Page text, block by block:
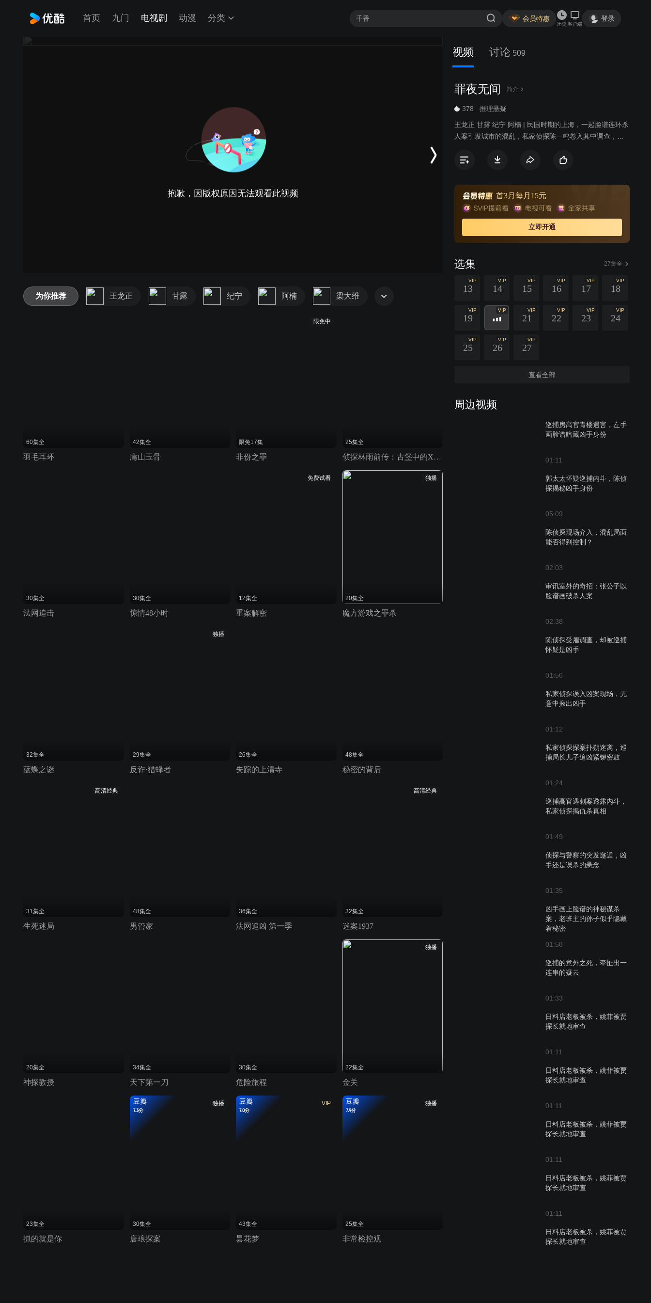
首页 九门 电视剧 动漫 分类 会员特惠
历史 客户端
登录
抱歉，因版权原因无法观看此视频
视频 讨论 509
罪夜无间 简介
378 推理悬疑
王龙正 甘露 纪宁 阿楠 | 民国时期的上海，一起脸谱连环杀
人案引发城市的混乱，私家侦探陈一鸣卷入其中调查，并
侦探团破获此案，陈一鸣却发现案件背后似乎还隐藏着更
身世谜团也逐渐浮出水面。在收到神秘匿名信后，陈一鸣
等人前去“日落别墅”参加晚宴，不料却因此陷入一场杀戮之
中。陈一鸣与罪犯不断斗智斗勇，却惊觉真正的幕后黑手
早已伪装在自己身边，为报弑父之仇酝酿着复仇计划。在
愤怒、背叛、谎言的多重裹挟中，深藏其中的真相终将现
首3月每月15元
立即开通
选集 27集全
VIP
13
VIP
14
VIP
15
VIP
16
VIP
17
VIP
18
VIP
19
VIP VIP
21
VIP
22
VIP
23
VIP
24
VIP
25
VIP
26
VIP
27
查看全部
周边视频
巡捕房高官青楼遇害，左手
画脸谱暗藏凶手身份
01:11
郭太太怀疑巡捕内斗，陈侦
探揭秘凶手身份
05:09
陈侦探现场介入，混乱局面
能否得到控制？
02:03
审讯室外的奇招：张公子以
脸谱画破杀人案
02:38
陈侦探受雇调查，却被巡捕
怀疑是凶手
01:56
私家侦探误入凶案现场，无
意中揪出凶手
01:12
私家侦探探案扑朔迷离，巡
捕局长儿子追凶紧锣密鼓
01:24
巡捕高官遇刺案透露内斗，
私家侦探揭仇杀真相
01:49
侦探与警察的突发邂逅，凶
手还是误杀的悬念
01:35
凶手画上脸谱的神秘谋杀
案，老班主的孙子似乎隐藏
着秘密
01:58
巡捕的意外之死，牵扯出一
连串的疑云
01:33
日料店老板被杀，姚菲被贾
探长就地审查
01:11
日料店老板被杀，姚菲被贾
探长就地审查
01:11
日料店老板被杀，姚菲被贾
探长就地审查
01:11
日料店老板被杀，姚菲被贾
探长就地审查
01:11
日料店老板被杀，姚菲被贾
探长就地审查
为你推荐 王龙正 甘露 纪宁 阿楠 梁大维
60集全
羽毛耳环
42集全
庸山玉骨
限免中
限免17集
非份之罪
25集全
侦探林雨前传：古堡中的X杀人事件
30集全
法网追击
30集全
惊情48小时
免费试看
12集全
重案解密
独播
20集全
魔方游戏之罪杀
32集全
蓝蝶之谜
独播
29集全
反诈·猎蜂者
26集全
失踪的上清寺
48集全
秘密的背后
高清经典
31集全
生死迷局
48集全
男管家
36集全
法网追凶 第一季
高清经典
32集全
迷案1937
20集全
神探教授
34集全
天下第一刀
30集全
危险旅程
独播
22集全
金关
23集全
抓的就是你
独播
豆瓣
7.3分
30集全
唐琅探案
VIP
豆瓣
7.0分
43集全
昙花梦
独播
豆瓣
7.9分
25集全
非常检控观